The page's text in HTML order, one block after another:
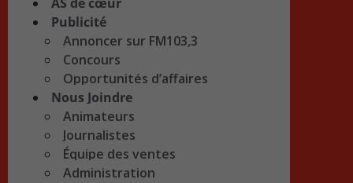
Publicité
Annoncer sur FM103,3
Concours
Opportunités d’affaires
Nous Joindre
Animateurs
Journalistes
Équipe des ventes
Administration